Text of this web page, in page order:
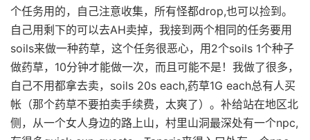
个任务用的，自己注意收集，所有怪都drop,也可以捡到。
自己用剩下的可以去AH卖掉，我接到两个相同的任务要用
soils来做一种药草，这个任务很恶心，用2个soils 1个种子
做药草，10分钟才能做一次，而且可能不是！我做了很多，
自己不用都拿去卖，soils 20s each,药草1G each总有人买
帐（那个药草不要拍卖手续费，太爽了）。补给站在地区北
侧，从一个女人身边的路上山，村里山洞最深处有一个npc,